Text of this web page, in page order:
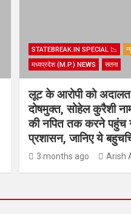
STATEBREAK.IN SPECIAL 📉
मध्यप्रदेश (M.P.) NEWS
सतना
लूट के आरोपी को अदालत
दोषमुक्त, सोहेल कुरैशी
की नपित तक करने पहुंच
प्रशासन, जानिए ये
3 months ago Arish